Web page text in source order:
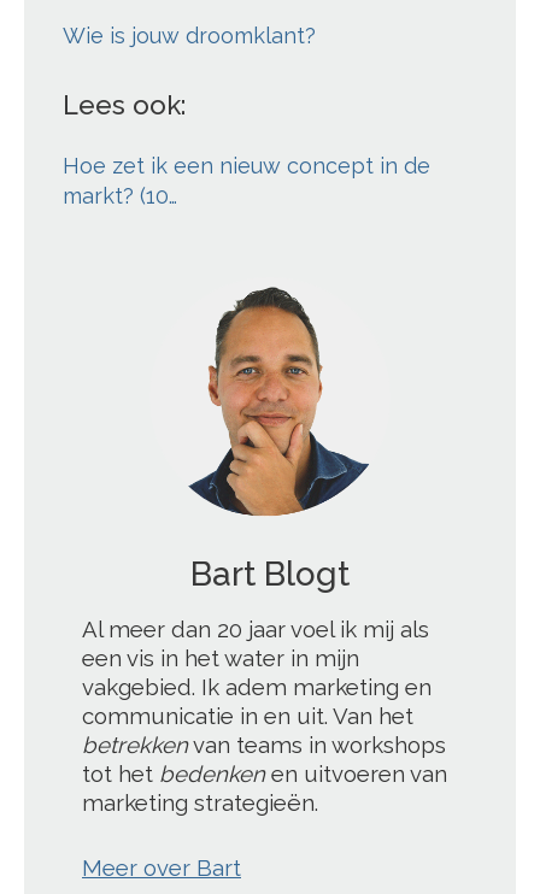
Wie is jouw droomklant?
Lees ook:
Hoe zet ik een nieuw concept in de
markt? (10…
Bart Blogt
Al meer dan 20 jaar voel ik mij als
een vis in het water in mijn
vakgebied. Ik adem marketing en
communicatie in en uit. Van het
betrekkenvan teams in workshops
tot het bedenkenen uitvoeren van
marketing strategieën.
Meer over Bart